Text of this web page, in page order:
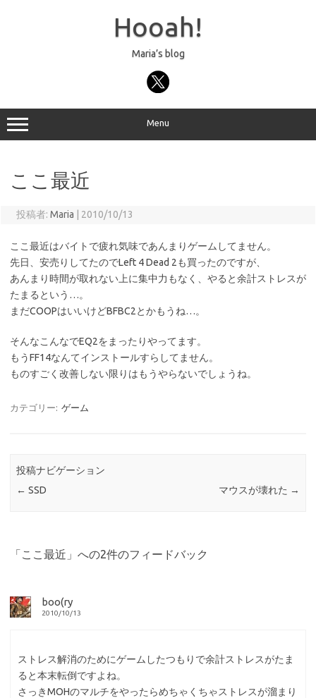
Hooah!
Maria’s blog
Menu
ここ最近
投稿者: Maria 2010/10/13
ここ最近はバイトで疲れ気味であんまりゲームしてません。
先日、安売りしてたのでLeft 4 Dead 2も買ったのですが、
あんまり時間が取れない上に集中力もなく、やると余計ストレスが
たまるという…。
まだCOOPはいいけどBFBC2とかもうね…。
そんなこんなでEQ2をまったりやってます。
もうFF14なんてインストールすらしてません。
ものすごく改善しない限りはもうやらないでしょうね。
カテゴリー: ゲーム
投稿ナビゲーション
← SSD マウスが壊れた →
「ここ最近 」への2件のフィードバック
boo(ry
2010/10/13
ストレス解消のためにゲームしたつもりで余計ストレスがたま
ると本末転倒ですよね。
さっきMOHのマルチをやったらめちゃくちゃストレスが溜まり